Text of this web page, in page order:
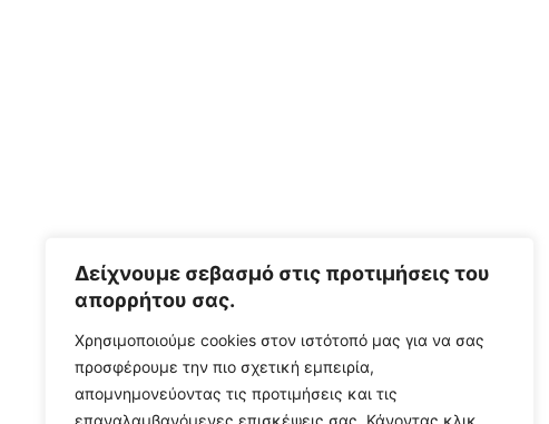
Δείχνουμε σεβασμό στις προτιμήσεις του
απορρήτου σας.
Χρησιμοποιούμε cookies στον ιστότοπό μας για να σας
προσφέρουμε την πιο σχετική εμπειρία,
απομνημονεύοντας τις προτιμήσεις και τις
επαναλαμβανόμενες επισκέψεις σας. Κάνοντας κλικ
Email
ΛΆΒΕΤΕ ΤΟΝ ΚΩΔΙΚΌ